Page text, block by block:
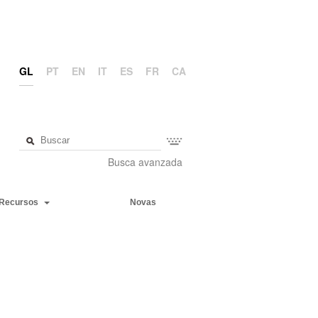
GL PT EN IT ES FR CA
Busca avanzada
Novas